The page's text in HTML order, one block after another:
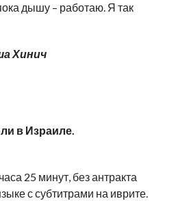
дышу – работаю. Я так
Хинич
в Израиле.
25 минут, без антракта
с субтитрами на иврите.